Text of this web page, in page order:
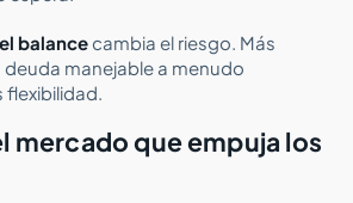
balance cambia el riesgo. Más
manejable a menudo
flexibilidad.
mercado que empuja los